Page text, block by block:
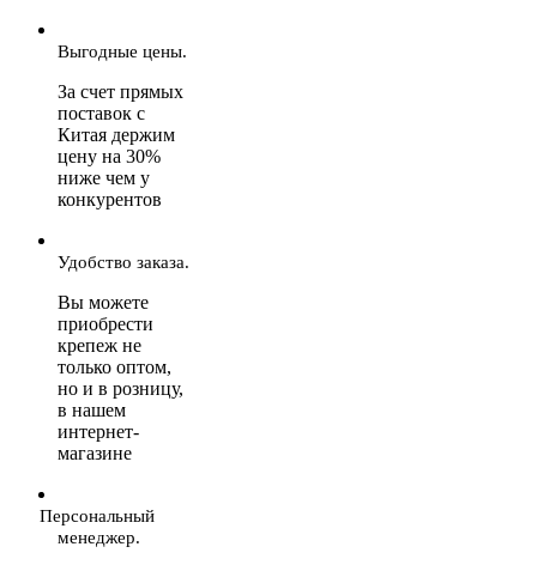
Выгодные цены.
За счет прямых
поставок с
Китая держим
цену на 30%
ниже чем у
конкурентов
Удобство заказа.
Вы можете
приобрести
крепеж не
только оптом,
но и в розницу,
в нашем
интернет-
магазине
Персональный
менеджер.